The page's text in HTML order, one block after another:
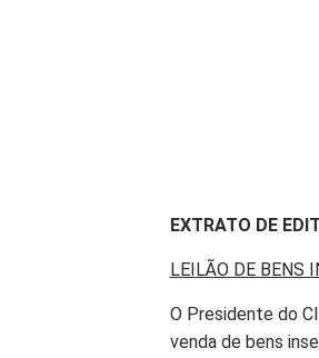
EXTRATO DE
LEILÃO DE BENS
O Presidente do
venda de bens